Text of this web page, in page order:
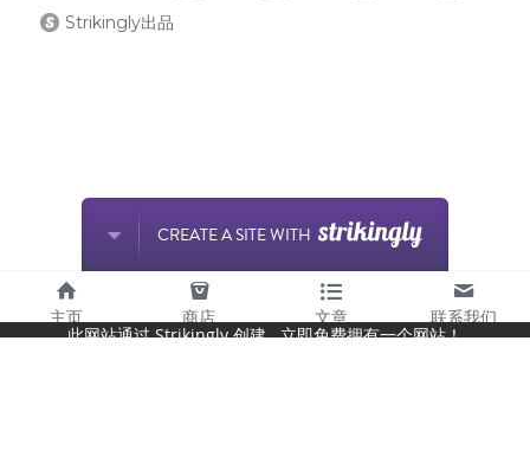
Strikingly出品
CREATE A SITE WITH
此网站通过 Strikingly 创建. 立即免费拥有一个网站！
主页 商店 文章 联系我们